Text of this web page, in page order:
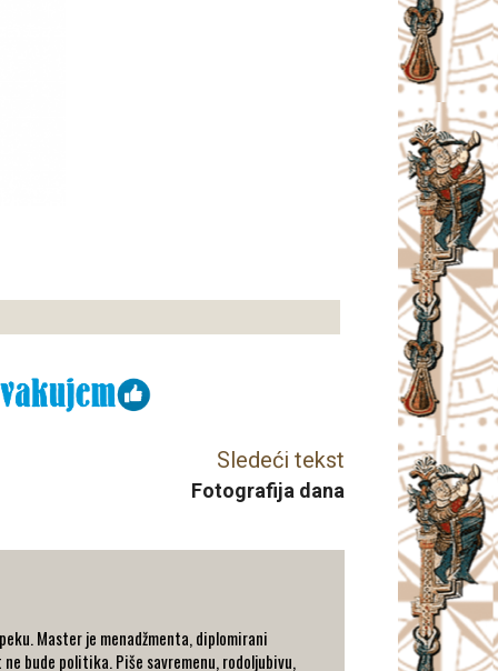
Sledeći tekst
Fotografija dana
Master je menadžmenta, diplomirani
bude politika. Piše savremenu, rodoljubivu,